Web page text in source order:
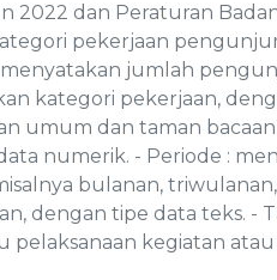
2022 dan Peraturan
pekerjaan
menyatakan jumlah
kategori pekerjaan,
umum dan taman
numerik. - Periode :
bulanan,
dengan tipe data teks. -
kegiatan